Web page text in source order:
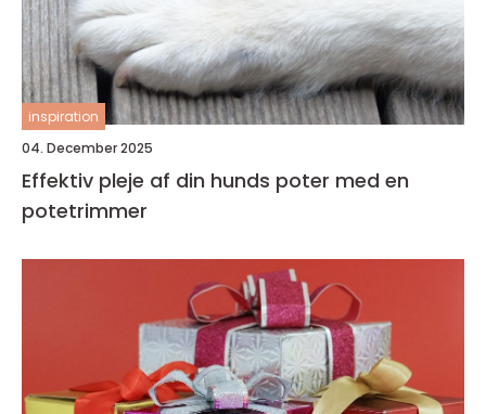
inspiration
04. December 2025
Effektiv pleje af din hunds poter med en
potetrimmer